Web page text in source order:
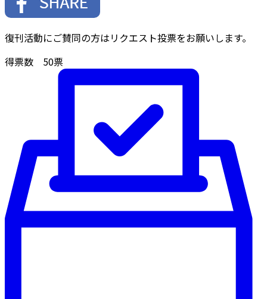
復刊活動にご賛同の方はリクエスト投票をお願いします。
得票数 50票